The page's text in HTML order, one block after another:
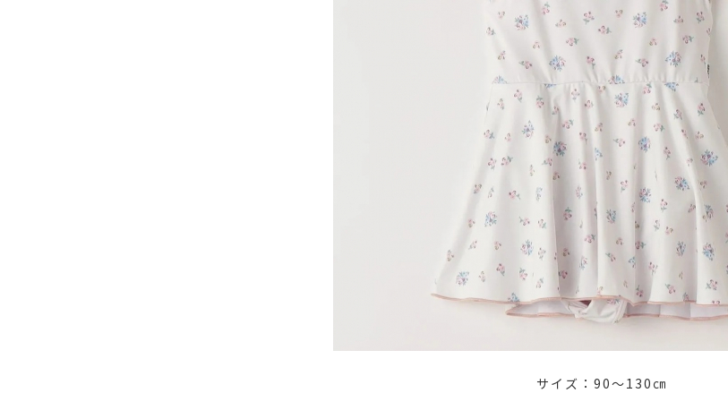
サイズ：90～130㎝